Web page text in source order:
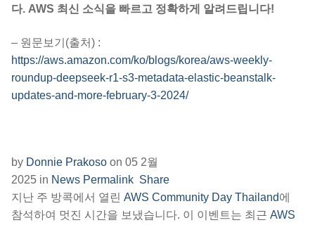
다. AWS 최신 소식을 빠르고 정확하게 알려드립니다!
– 원문보기(출처) :
https://aws.amazon.com/ko/blogs/korea/aws-weekly-
roundup-deepseek-r1-s3-metadata-elastic-beanstalk-
updates-and-more-february-3-2024/
by Donnie Prakoso on 05 2월
2025 in News Permalink Share
지난 주 방콕에서 열린 AWS Community Day Thailand에
참석하여 멋진 시간을 보냈습니다. 이 이벤트는 최근 AWS